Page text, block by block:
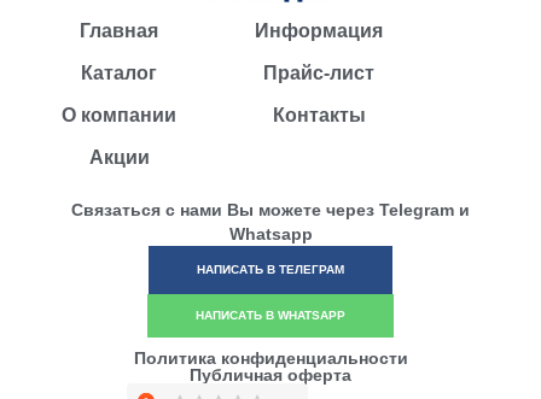
Главная
Каталог
О компании
Акции
Информация
Прайс-лист
Контакты
Связаться с нами Вы можете через Telegram и
Whatsapp
НАПИСАТЬ В ТЕЛЕГРАМ
НАПИСАТЬ В WHATSAPP
Политика конфиденциальности
Публичная оферта